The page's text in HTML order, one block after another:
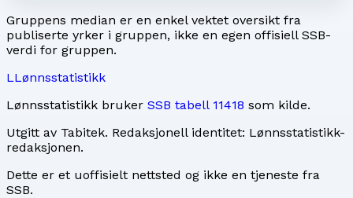
Gruppens median er en enkel vektet oversikt fra
publiserte yrker i gruppen, ikke en egen offisiell SSB-
verdi for gruppen.
LLønnsstatistikk
Lønnsstatistikk bruker SSB tabell 11418 som kilde.
Utgitt av Tabitek. Redaksjonell identitet: Lønnsstatistikk-
redaksjonen.
Dette er et uoffisielt nettsted og ikke en tjeneste fra
SSB.